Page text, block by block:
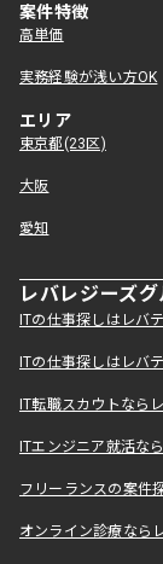
案件特徴
高単価
実務経験が浅い方OK
エリア
東京都(23区)
大阪
愛知
レバレジーズ
ITの仕事探しはレバ
ITの仕事探しはレバ
IT転職スカウトなら
ITエンジニア就活な
フリーランスの案件
オンライン診療なら